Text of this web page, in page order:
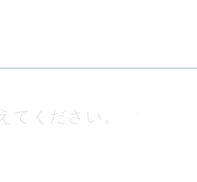
ださい。
ください。